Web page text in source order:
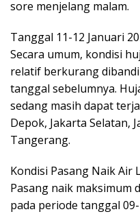
sore menjelang malam.
Tanggal 11-12 Januari
Secara umum, kondisi
relatif berkurang
tanggal sebelumnya.
sedang masih dapat
Depok, Jakarta Selatan,
Tangerang.
Kondisi Pasang Naik Air
Pasang naik maksimum
pada periode tanggal